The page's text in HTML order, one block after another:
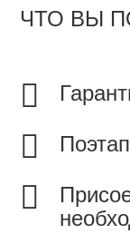
ЧТО ВЫ